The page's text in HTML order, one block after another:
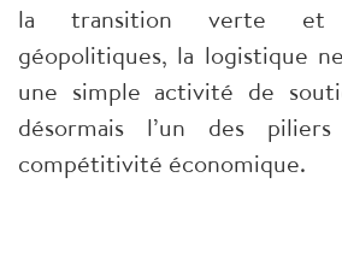
la transition verte et
géopolitiques, la logistique
une simple activité de
désormais l’un des
compétitivité économique.